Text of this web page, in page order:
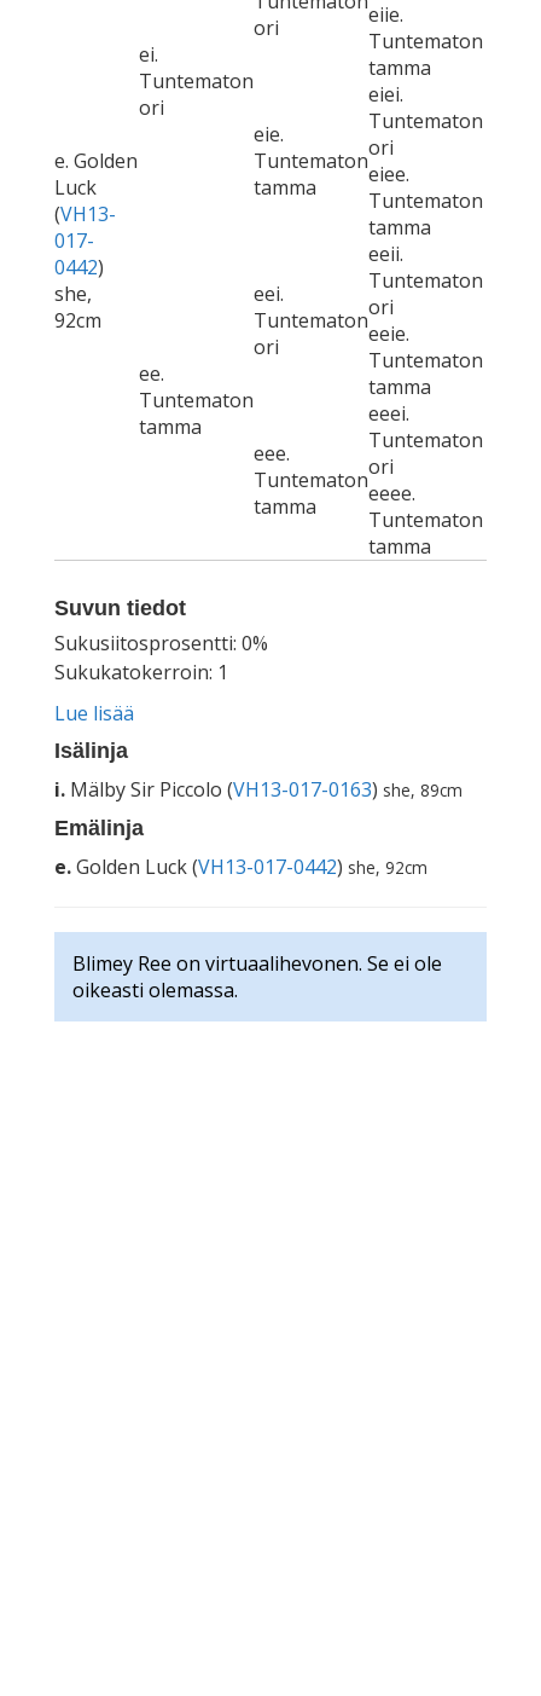
e. Golden
Luck
(VH13-
017-
0442)
she,
92cm
ei.
Tuntematon
ori
ori
eiie.
Tuntematon
tamma
eie.
Tuntematon
tamma
eiei.
Tuntematon
ori
eiee.
Tuntematon
tamma
ee.
Tuntematon
tamma
eei.
Tuntematon
ori
eeii.
Tuntematon
ori
eeie.
Tuntematon
tamma
eee.
Tuntematon
tamma
eeei.
Tuntematon
ori
eeee.
Tuntematon
tamma
Suvun tiedot
Sukusiitosprosentti: 0%
Sukukatokerroin: 1
Lue lisää
Isälinja
i. Mälby Sir Piccolo (VH13-017-0163) she, 89cm
Emälinja
e.Golden Luck (VH13-017-0442) she, 92cm
Blimey Ree on virtuaalihevonen. Se ei ole
oikeasti olemassa.